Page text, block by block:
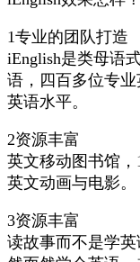
1专业的团队打造
iEnglish是类母语
语，四百多位专
英语水平。
2资源丰富
英文移动图书馆
英文动画与电影。
3资源丰富
读故事而不是学